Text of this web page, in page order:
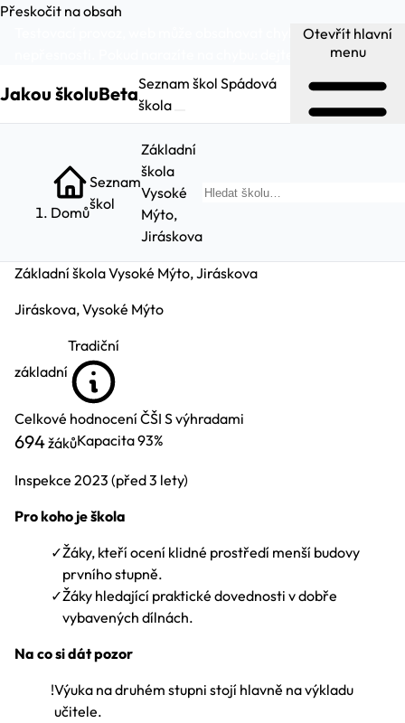
Přeskočit na obsah
Testovací provoz, web může obsahovat chyby a
dejte nám vědět.
Jakou školuBetaSeznam škol Spádová
škola
Otevřít hlavní
menu
Domů
Seznam
škol
Základní
škola
Vysoké
Mýto,
Jiráskova
Základní škola Vysoké Mýto, Jiráskova
Jiráskova, Vysoké Mýto
základní
Tradiční
Celkové hodnocení ČŠI S výhradami
694žákůKapacita93%
Inspekce 2023 (před 3 lety)
Pro koho je škola
✓Žáky, kteří ocení klidné prostředí menší budovy
prvního stupně.
✓Žáky hledající praktické dovednosti v dobře
vybavených dílnách.
Na co si dát pozor
!Výuka na druhém stupni stojí hlavně na výkladu
učitele.